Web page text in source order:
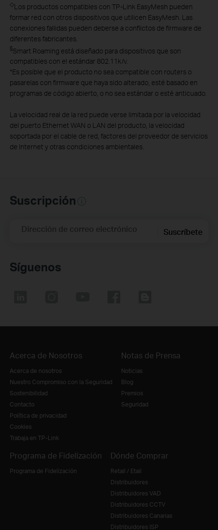
◇Los productos compatibles con TP-Link EasyMesh pueden
formar red con otros dispositivos que utilicen EasyMesh. Las
conexiones fallidas pueden deberse a conflictos de firmware de
diferentes fabricantes.
§Smart Roaming está diseñado para dispositivos que son
compatibles con el estándar 802.11k/v.
*Es posible que el producto no sea compatible con routers o
pasarelas con firmware que haya sido alterado, esté basado en
programas de código abierto, o no sea estándar o esté anticuado.
La velocidad real de la red puede verse limitada por la velocidad
del puerto Ethernet WAN o LAN del producto, la velocidad
soportada por el cable de red, factores del proveedor de servicios
de Internet y otras condiciones ambientales.
Suscripción
Dirección de correo electrónico Suscríbete
Síguenos
Acerca de Nosotros
Acerca de nosotros
Nuestro Compromiso con la Seguridad
Sostenibilidad
Contacto
Política de privacidad
Cookies
Trabaja en TP-Link
Notas de Prensa
Noticias
Blog
Premios
Seguridad
Programa de Fidelización
Programa de Fidelización
Dónde Comprar
Retail / Etail
Distribuidores
Distribuidores VAD
Distribuidores CCTV
Distribuidores Canarias
Distribuidores ISP